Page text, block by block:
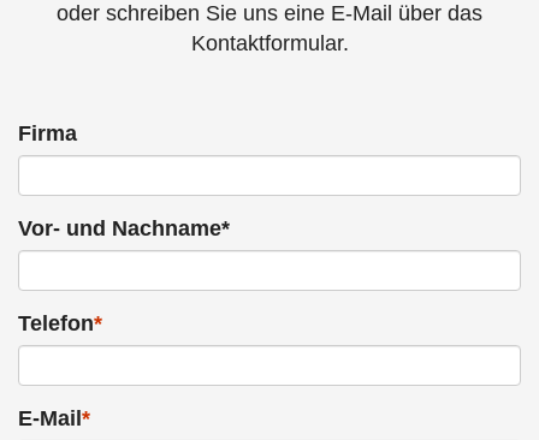
oder schreiben Sie uns eine E-Mail über das
Kontaktformular.
Firma
Vor- und Nachname*
Telefon*
E-Mail *